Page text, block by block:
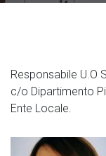
Responsabile U.O
c/o Dipartimento
Ente Locale.